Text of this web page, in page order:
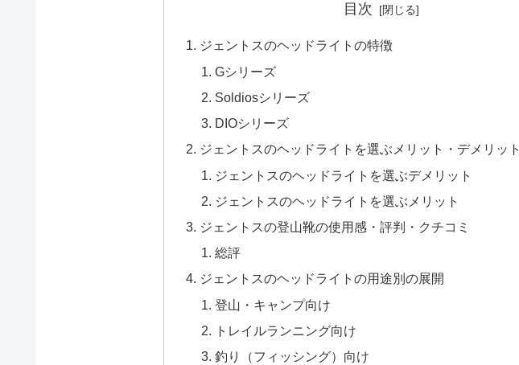
目次
ジェントスのヘッドライトの特徴
Gシリーズ
Soldiosシリーズ
DIOシリーズ
ジェントスのヘッドライトを選ぶメリット・デメリット
ジェントスのヘッドライトを選ぶデメリット
ジェントスのヘッドライトを選ぶメリット
ジェントスの登山靴の使用感・評判・クチコミ
総評
ジェントスのヘッドライトの用途別の展開
登山・キャンプ向け
トレイルランニング向け
釣り（フィッシング）向け